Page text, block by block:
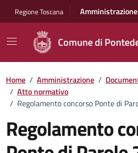
Regione Toscana
Comune di
Home / Amministrazione /
/ Atto normativo
/ Regolamento concorso Ponte di
Regolamento